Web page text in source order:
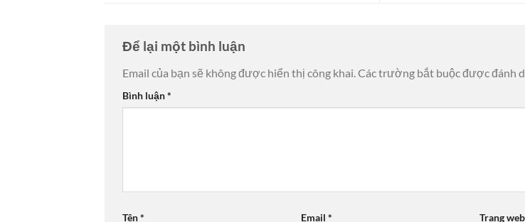
Để lại một bình luận
Email của bạn sẽ không được hiển thị công khai. Các trường bắt buộc được đánh
Bình luận*
Tên* Email * Trang web